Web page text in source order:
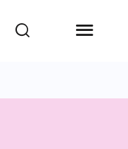
Open zoekbalk
Menu